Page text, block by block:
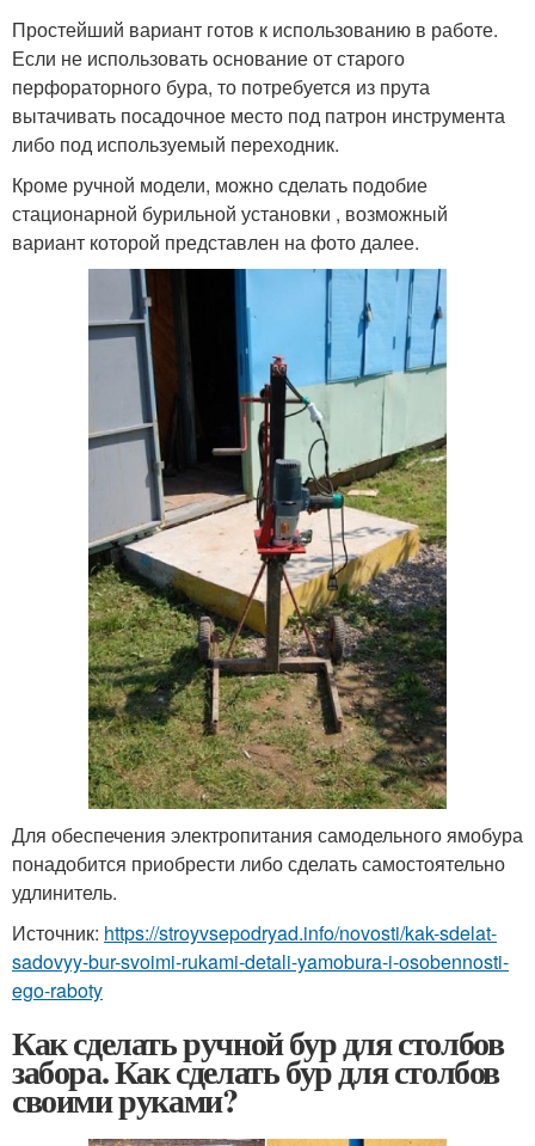
Простейший вариант готов к использованию в работе.
Если не использовать основание от старого
перфораторного бура, то потребуется из прута
вытачивать посадочное место под патрон инструмента
либо под используемый переходник.
Кроме ручной модели, можно сделать подобие
стационарной бурильной установки , возможный
вариант которой представлен на фото далее.
Для обеспечения электропитания самодельного ямобура
понадобится приобрести либо сделать самостоятельно
удлинитель.
Источник: https://stroyvsepodryad.info/novosti/kak-sdelat-
sadovyy-bur-svoimi-rukami-detali-yamobura-i-osobennosti-
ego-raboty
Как сделать ручной бур для столбов
забора. Как сделать бур для столбов
своими руками?